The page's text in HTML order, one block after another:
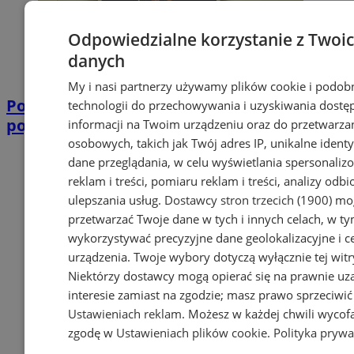
Podpalił wiatę, a ogień zniszczył 9
pojazdów. 19-latek z 10 zarzutami
Odpowiedzialne korzystanie z
danych
My i nasi partnerzy używamy plików cookie i
technologii do przechowywania i uzyskiwania
informacji na Twoim urządzeniu oraz do
osobowych, takich jak Twój adres IP, unikalne
dane przeglądania, w celu wyświetlania
reklam i treści, pomiaru reklam i treści, analizy
ulepszania usług. Dostawcy stron trzecich (1900)
przetwarzać Twoje dane w tych i innych celach, w
wykorzystywać precyzyjne dane geolokalizacyjne i
urządzenia. Twoje wybory dotyczą wyłącznie tej
Niektórzy dostawcy mogą opierać się na prawnie
interesie zamiast na zgodzie; masz prawo
Ustawieniach reklam. Możesz w każdej chwili
zgodę w Ustawieniach plików cookie. Polityka